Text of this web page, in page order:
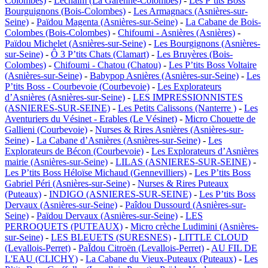
Bourguignons (Bois-Colombes) - Les Armagnacs (Asnières-sur-
Seine) - Païdou Magenta (Asnières-sur-Seine) - La Cabane de Bois-
Colombes (Bois-Colombes) - Chifoumi - Asnières (Asnières) -
Païdou Michelet (Asnières-sur-Seine) - Les Bourgignons (Asnières-
sur-Seine) - Ô 3 P’tits Chats (Clamart) - Les Bruyères (Bois-
Colombes) - Chifoumi - Chatou (Chatou) - Les P’tits Boss Voltaire
(Asnières-sur-Seine) - Babypop Asnières (Asnières-sur-Seine) - Les
P’tits Boss - Courbevoie (Courbevoie) - Les Explorateurs
d’Asnières (Asnières-sur-Seine) - LES IMPRESSIONNISTES
(ASNIERES-SUR-SEINE) - Les Petits Calissons (Nanterre ) - Les
Aventuriers du Vésinet - Erables (Le Vésinet) - Micro Chouette de
Gallieni (Courbevoie) - Nurses & Rires Asnières (Asnières-sur-
Seine) - La Cabane d’Asnières (Asnières-sur-Seine) - Les
Explorateurs de Bécon (Courbevoie) - Les Explorateurs d’Asnières
mairie (Asnières-sur-Seine) - LILAS (ASNIERES-SUR-SEINE) -
Les P’tits Boss Héloïse Michaud (Gennevilliers) - Les P’tits Boss
Gabriel Péri (Asnières-sur-Seine) - Nurses & Rires Puteaux
(Puteaux) - INDIGO (ASNIERES-SUR-SEINE) - Les P’tits Boss
Dervaux (Asnières-sur-Seine) - Paîdou Dussourd (Asnières-sur-
Seine) - Païdou Dervaux (Asnières-sur-Seine) - LES
PERROQUETS (PUTEAUX) - Micro crèche Ludimini (Asnières-
sur-Seine) - LES BLEUETS (SURESNES) - LITTLE CLOUD
(Levallois-Perret) - PaÏdou Citroën (Levallois-Perret) - AU FIL DE
L'EAU (CLICHY) - La Cabane du Vieux-Puteaux (Puteaux) - Les